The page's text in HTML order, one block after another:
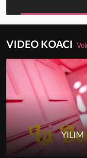
VIDEO KOACI
YILIM